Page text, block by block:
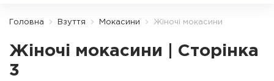
Головна Взуття Мокасини Жіночі мокасини
Жіночі мокасини | Сторінка
3